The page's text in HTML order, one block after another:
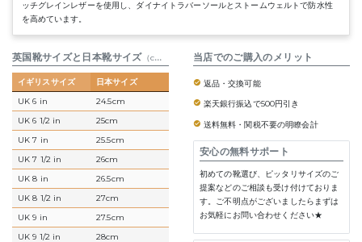
ッチグレインレザーを使用し、ダイナイトラバーソールとストームウェルトで防水性
を高めています。
英国靴サイズと日本靴サイズ （cm） 参考表
イギリスサイズ 日本サイズ
UK 6 in 24.5cm
UK 6 1/2 in 25cm
UK 7 in 25.5cm
UK 7 1/2 in 26cm
UK 8 in 26.5cm
UK 8 1/2 in 27cm
UK 9 in 27.5cm
UK 9 1/2 in 28cm
当店でのご購入のメリット
返品・交換可能
楽天銀行振込で500円引き
送料無料・関税不要の明瞭会計
安心の無料サポート
初めての靴選び、ピッタリサイズのご
提案などのご相談も受け付けておりま
す。ご不明点がございましたらまずは
お気軽にお問い合わせください★